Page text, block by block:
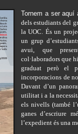
Tornem a ser
dels estudiants del
la UOC. És un
un grup
avui, que
col·laboradors que
graduat però el
incorporacions de
Davant d’un
utilitat i a la
els nivells (també
ganes d’escriure
l’expedient és una